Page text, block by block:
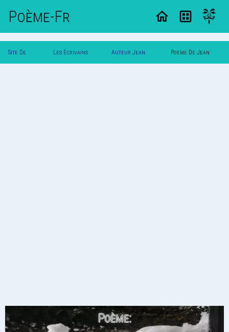
Poème-Fr
Site De Les Ecrivains Auteur Jean Poeme De Jean
Poème: